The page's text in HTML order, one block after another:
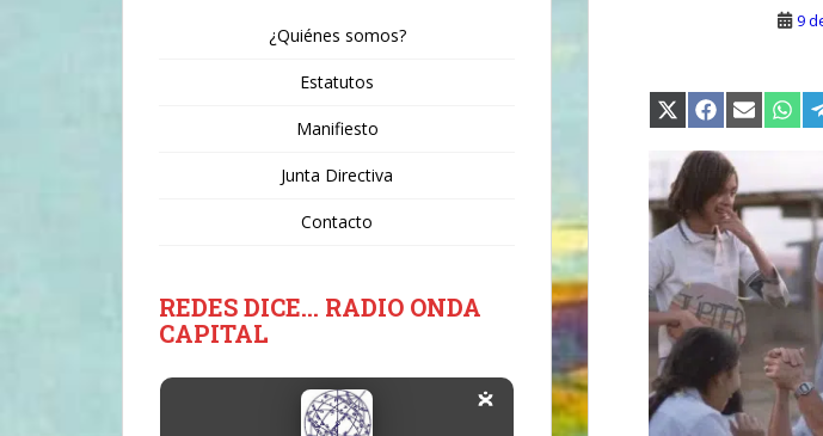
9
COMPARTIR
EN
(TWITTER)
COMPARTIR
EN
COMPARTIR
EN EN
¿Quiénes somos?
Estatutos
Manifiesto
Junta Directiva
Contacto
REDES DICE… RADIO ONDA
CAPITAL